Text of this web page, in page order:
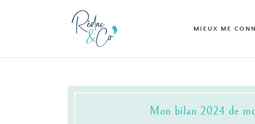
MIEUX ME
Mon bilan 2024 de